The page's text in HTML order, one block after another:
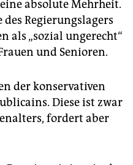
absolute Mehrheit.
Regierungslagers
als „sozial ungerecht“
und Senioren.
der konservativen
Diese ist zwar
fordert aber